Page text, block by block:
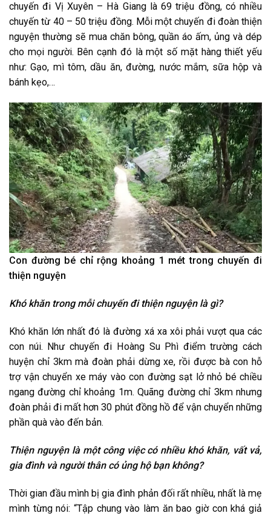
chuyến đi Vị Xuyên – Hà Giang là 69 triệu đồng, có nhiều
chuyến từ 40 – 50 triệu đồng. Mỗi một chuyến đi đoàn thiện
nguyện thường sẽ mua chăn bông, quần áo ấm, ủng và dép
cho mọi người. Bên cạnh đó là một số mặt hàng thiết yếu
như: Gạo, mì tôm, dầu ăn, đường, nước mắm, sữa hộp và
bánh kẹo,…
Con đường bé chỉ rộng khoảng 1 mét trong chuyến đi
thiện nguyện
Khó khăn trong mỗi chuyến đi thiện nguyện là gì?
Khó khăn lớn nhất đó là đường xá xa xôi phải vượt qua các
con núi. Như chuyến đi Hoàng Su Phì điểm trường cách
huyện chỉ 3km mà đoàn phải dừng xe, rồi được bà con hỗ
trợ vận chuyển xe máy vào con đường sạt lở nhỏ bé chiều
ngang đường chỉ khoảng 1m. Quãng đường chỉ 3km nhưng
đoàn phải đi mất hơn 30 phút đồng hồ để vận chuyển những
phần quà vào đến bản.
Thiện nguyện là một công việc có nhiều khó khăn, vất vả,
gia đình và người thân có ủng hộ bạn không?
Thời gian đầu mình bị gia đình phản đối rất nhiều, nhất là mẹ
mình từng nói: “Tập chung vào làm ăn bao giờ con khá giả